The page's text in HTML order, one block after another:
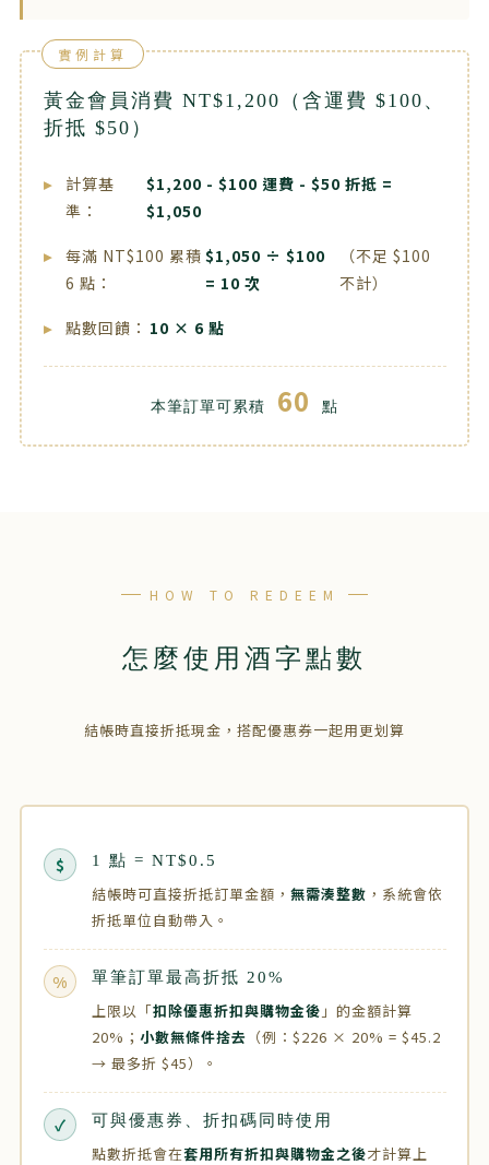
實例計算
黃金會員消費 NT$1,200（含運費 $100、
折抵 $50）
▸
計算基
準：
$1,200 - $100 運費 - $50 折抵 =
$1,050
▸
每滿 NT$100 累積
6 點：
$1,050 ÷ $100
= 10 次
（不足 $100
不計）
▸ 點數回饋： 10 × 6 點
本筆訂單可累積 60 點
HOW TO REDEEM
怎麼使用酒字點數
結帳時直接折抵現金，搭配優惠券一起用更划算
$ 1 點 = NT$0.5
結帳時可直接折抵訂單金額， 無需湊整數 ，系統會依
折抵單位自動帶入。
% 單筆訂單最高折抵 20%
上限以「扣除優惠折扣與購物金後 」的金額計算
20%； 小數無條件捨去 （例：$226 × 20% = $45.2
→ 最多折 $45）。
✓ 可與優惠券、折扣碼同時使用
點數折抵會在套用所有折扣與購物金之後才計算上